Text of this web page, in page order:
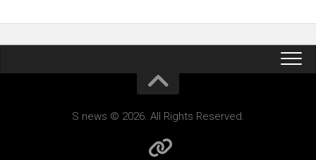
S news © 2026. All Rights Reserved.